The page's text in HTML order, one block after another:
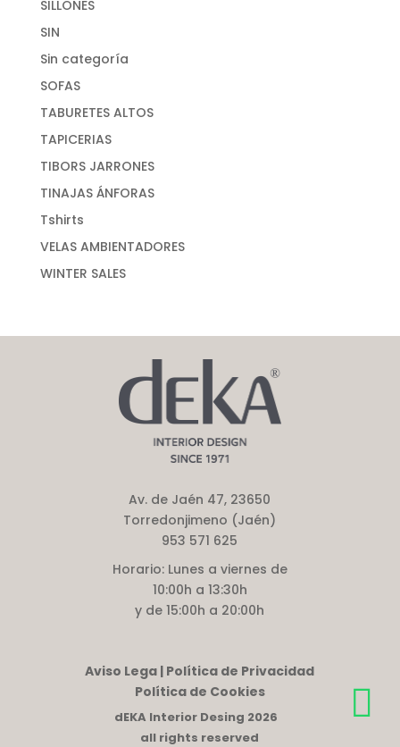
SILLONES
SIN
Sin categoría
SOFAS
TABURETES ALTOS
TAPICERIAS
TIBORS JARRONES
TINAJAS ÁNFORAS
Tshirts
VELAS AMBIENTADORES
WINTER SALES
Av. de Jaén 47, 23650
Torredonjimeno (Jaén)
953 571 625
Horario:Lunes a viernes de
10:00h a 13:30h
y de 15:00h a 20:00h
Aviso Lega | Política de Privacidad
Política de Cookies
dEKA Interior Desing 2026
all rights reserved